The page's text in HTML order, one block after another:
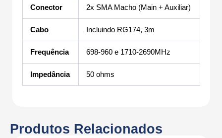
Conector 2x SMA Macho (Main + Auxiliar)
Cabo Incluindo RG174, 3m
Frequência 698-960 e 1710-2690MHz
Impedância 50 ohms
Produtos Relacionados